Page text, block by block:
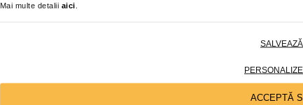
Mai multe detalii aici
ACCEPTĂ
infoline@catena.ro